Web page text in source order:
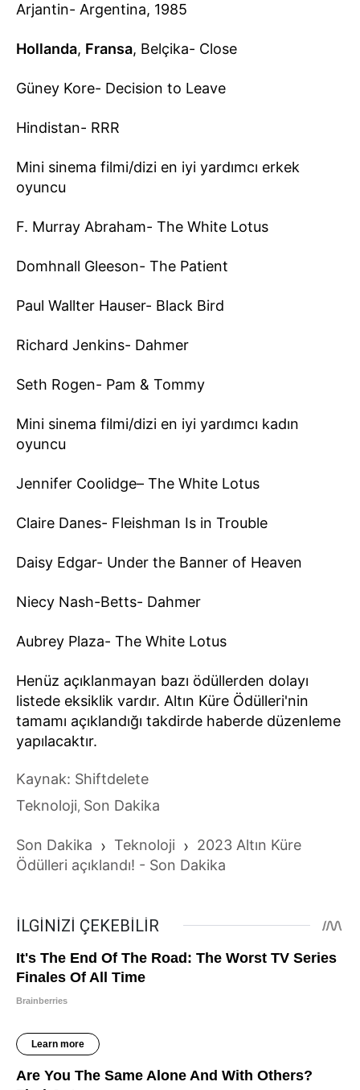
Arjantin- Argentina, 1985
Hollanda, Fransa, Belçika- Close
Güney Kore- Decision to Leave
Hindistan- RRR
Mini sinema filmi/dizi en iyi yardımcı erkek
oyuncu
F. Murray Abraham- The White Lotus
Domhnall Gleeson- The Patient
Paul Wallter Hauser- Black Bird
Richard Jenkins- Dahmer
Seth Rogen- Pam & Tommy
Mini sinema filmi/dizi en iyi yardımcı kadın
oyuncu
Jennifer Coolidge– The White Lotus
Claire Danes- Fleishman Is in Trouble
Daisy Edgar- Under the Banner of Heaven
Niecy Nash-Betts- Dahmer
Aubrey Plaza- The White Lotus
Henüz açıklanmayan bazı ödüllerden dolayı
listede eksiklik vardır. Altın Küre Ödülleri'nin
tamamı açıklandığı takdirde haberde düzenleme
yapılacaktır.
Kaynak: Shiftdelete
Teknoloji, Son Dakika
Son Dakika › Teknoloji › 2023 Altın Küre
Ödülleri açıklandı! - Son Dakika